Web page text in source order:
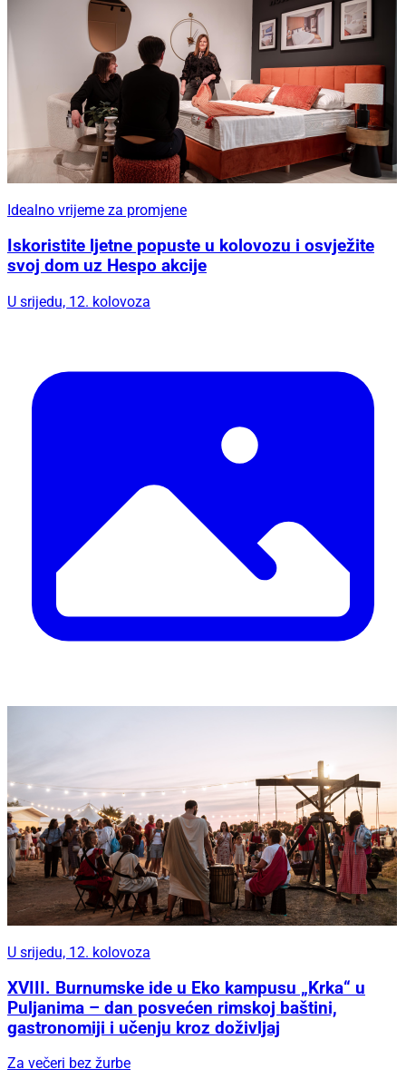
Idealno vrijeme za promjene
Iskoristite ljetne popuste u kolovozu i osvježite
svoj dom uz Hespo akcije
U srijedu, 12. kolovoza
U srijedu, 12. kolovoza
XVIII. Burnumske ide u Eko kampusu „Krka“ u
Puljanima – dan posvećen rimskoj baštini,
gastronomiji i učenju kroz doživljaj
Za večeri bez žurbe